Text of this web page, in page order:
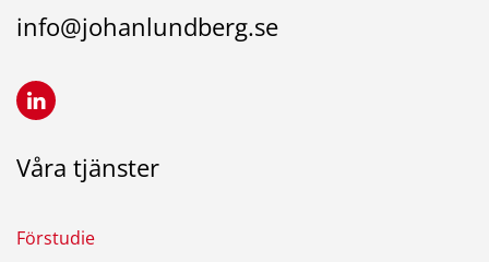
info@johanlundberg.se
Våra tjänster
Förstudie